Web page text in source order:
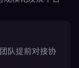
队提前对接协